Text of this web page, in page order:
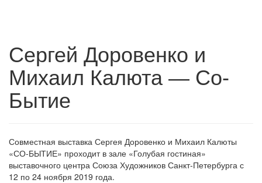
Сергей Доровенко и
Михаил Калюта — Со-
Бытие
Совместная выставка Сергея Доровенко и Михаил Калюты
«СО-БЫТИЕ» проходит в зале «Голубая гостиная»
выставочного центра Союза Художников Санкт-Петербурга с
12 по 24 ноября 2019 года.